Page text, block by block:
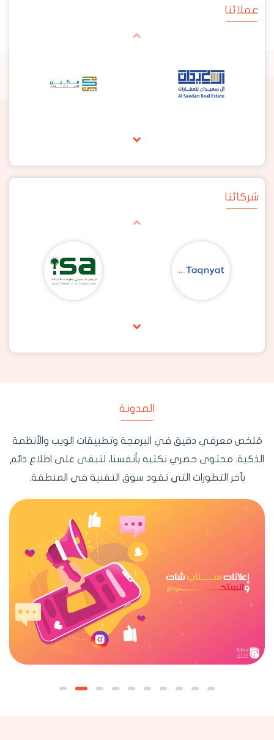
عملائنا
شركائنا
المدونة
مُلخص معرفي دقيق في البرمجة وتطبيقات الويب والأنظمة
الذكية. محتوى حصري نكتبه بأنفسنا، لتبقى على اطلاع دائم
بآخر التطورات التي تقود سوق التقنية في المنطقة.